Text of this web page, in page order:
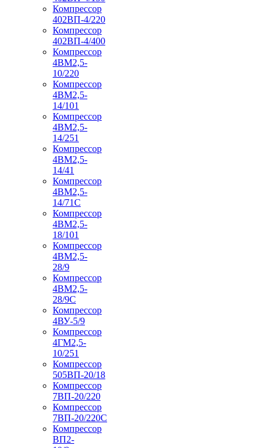
Компрессор
402ВП-4/220
Компрессор
402ВП-4/400
Компрессор
4ВМ2,5-
10/220
Компрессор
4ВМ2,5-
14/101
Компрессор
4ВМ2,5-
14/251
Компрессор
4ВМ2,5-
14/41
Компрессор
4ВМ2,5-
14/71C
Компрессор
4ВМ2,5-
18/101
Компрессор
4ВМ2,5-
28/9
Компрессор
4ВМ2,5-
28/9С
Компрессор
4ВУ-5/9
Компрессор
4ГМ2,5-
10/251
Компрессор
505ВП-20/18
Компрессор
7ВП-20/220
Компрессор
7ВП-20/220С
Компрессор
ВП2-